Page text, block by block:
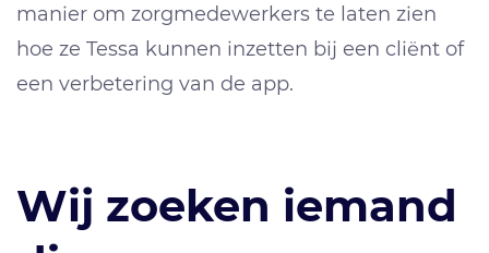
manier om zorgmedewerkers te laten zien
hoe ze Tessa kunnen inzetten bij een cliënt of
een verbetering van de app.
Wij zoeken iemand